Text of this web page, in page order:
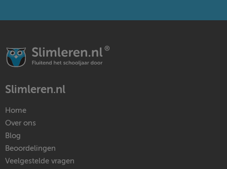
Slimleren.nl
Home
Over ons
Blog
Beoordelingen
Veelgestelde vragen